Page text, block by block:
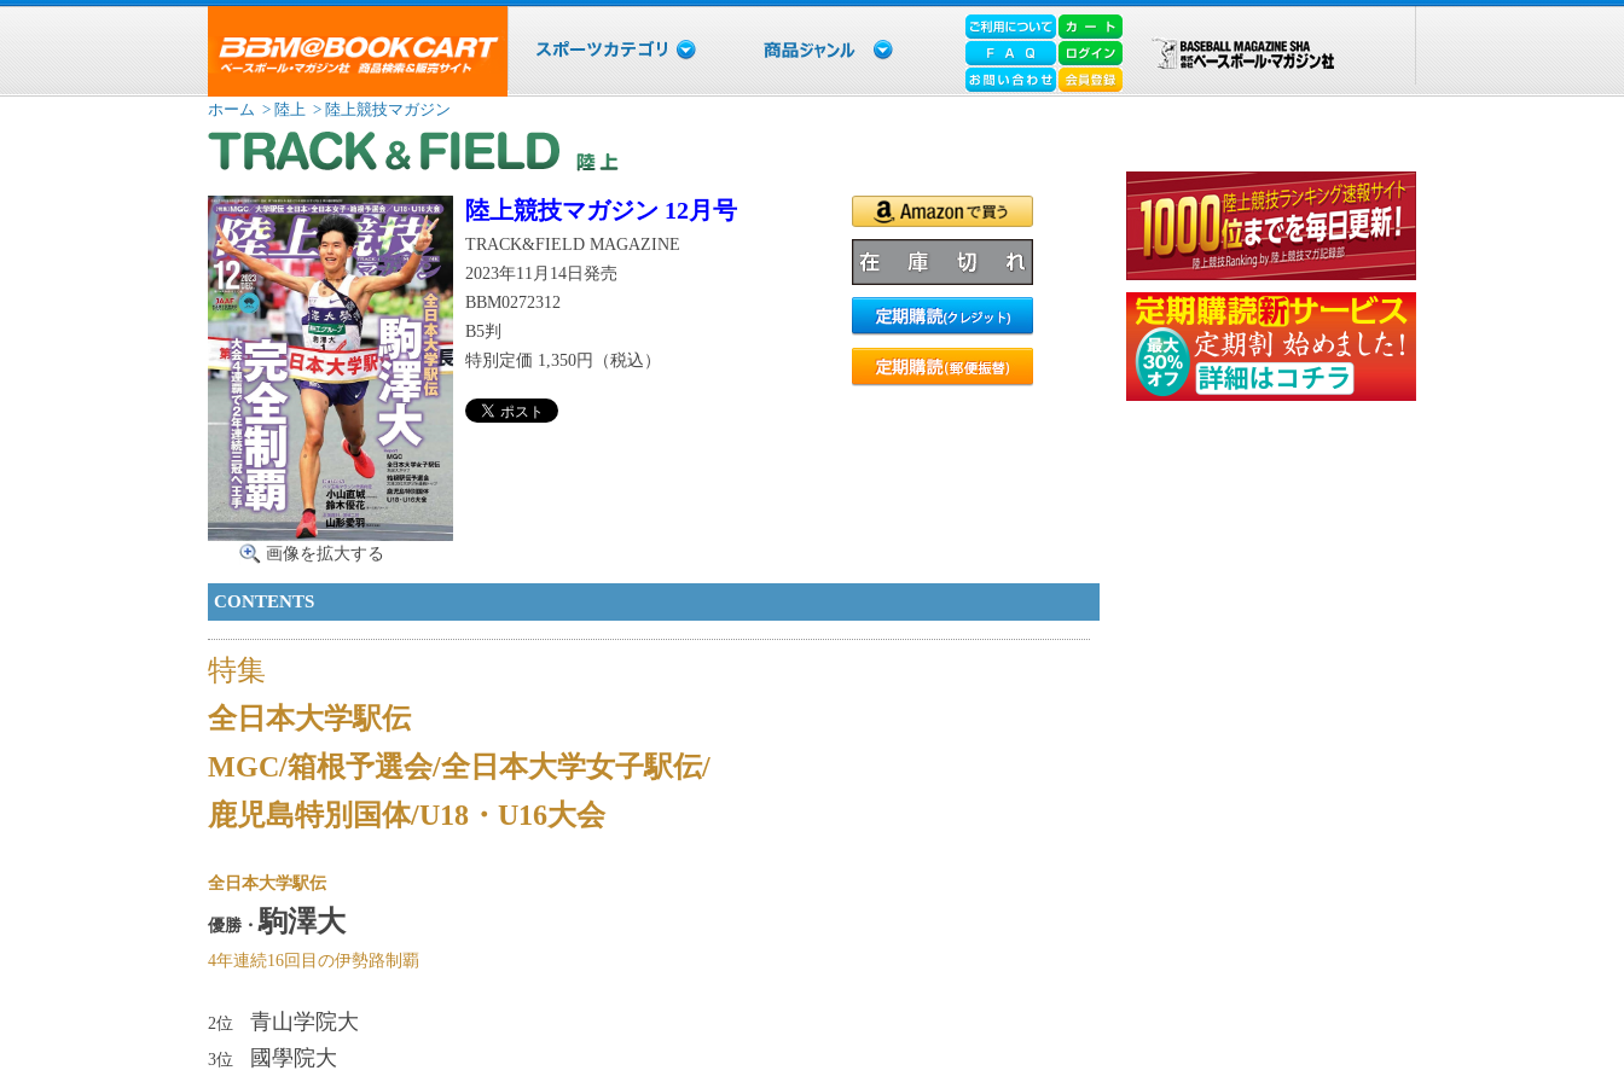
ホーム > 陸上 > 陸上競技マガジン
画像を拡大する
陸上競技マガジン 12月号
TRACK&FIELD MAGAZINE
2023年11月14日発売
BBM0272312
B5判
特別定価 1,350円（税込）
CONTENTS
特集
全日本大学駅伝
MGC/箱根予選会/全日本大学女子駅伝/
鹿児島特別国体/U18・U16大会
全日本大学駅伝
優勝・駒澤大
4年連続16回目の伊勢路制覇
2位 青山学院大
3位 國學院大